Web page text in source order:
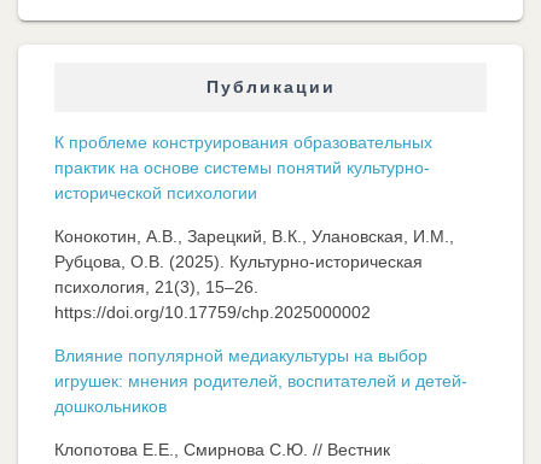
Публикации
К проблеме конструирования образовательных
практик на основе системы понятий культурно-
исторической психологии
Конокотин, А.В., Зарецкий, В.К., Улановская, И.М.,
Рубцова, О.В. (2025). Культурно-историческая
психология, 21(3), 15–26.
https://doi.org/10.17759/chp.2025000002
Влияние популярной медиакультуры на выбор
игрушек: мнения родителей, воспитателей и детей-
дошкольников
Клопотова Е.Е., Смирнова С.Ю. // Вестник